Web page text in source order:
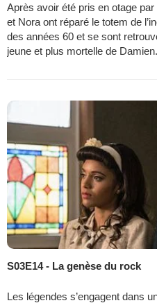
Après avoir été pris en otage
et Nora ont réparé le totem de
des années 60 et se sont
jeune et plus mortelle de Damien.
S03E14 - La genèse du rock
Les légendes s’engagent dans